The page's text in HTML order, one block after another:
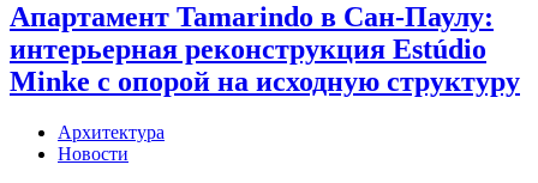
Апартамент Tamarindo в Сан-Паулу:
интерьерная реконструкция Estúdio
Minke с опорой на исходную структуру
Архитектура
Новости